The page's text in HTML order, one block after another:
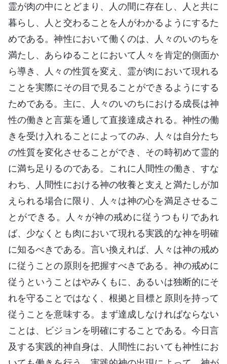
霊が肉の中にとどまり、人の間に存在し、人と共に
暮らし、人と交わることを人がわかるようにするた
めである。神性において働くのは、人々のいのちを
満たし、あらゆることにおいて人々を肯定的側面か
ら導き、人々の性質を変え、霊が肉において現れる
ことを実際にその目で見ることができるようにする
ためである。主に、人々のいのちにおける成長は神
性の働きと言葉を通して直接達成される。神性の働
きを受け入れることによってのみ、人々は自分たち
の性質を変化させることができ、その時初めて霊的
に満ち足りるのである。これに人間性の働き、すな
わち、人間性における神の牧養と支えと満たしが加
えられる場合に限り、人々は神の心を満足させるこ
とができる。人々が神の戒めに従うつもりであれ
ば、少なくとも肉において現れる実践的な神を明確
に知るべきである。言い換えれば、人々は神の戒め
に従うことの原則を把握すべきである。神の戒めに
従うということはやみくもに、あるいは独断的にそ
れを守ることではなく、根拠と目標と原則を持って
従うことを意味する。まず達成しなければならない
ことは、ビジョンを明確にすることである。今日言
及する実践的神自身は、人間性においても神性にお